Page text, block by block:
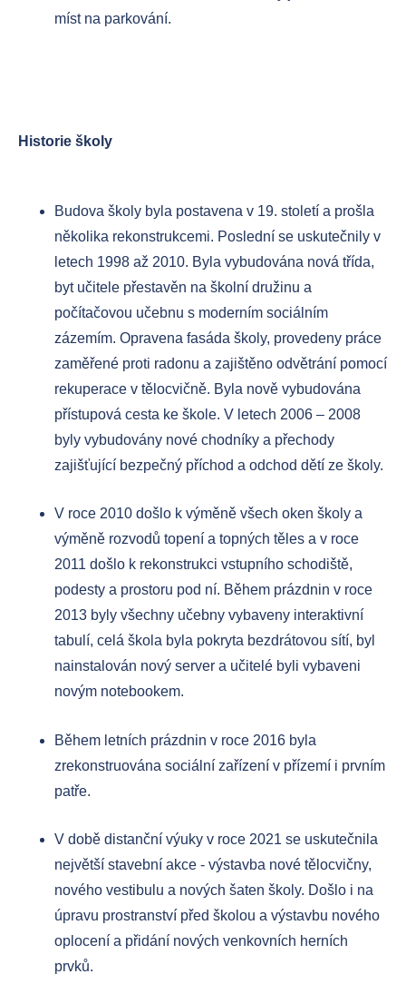
míst na parkování.
Historie školy
Budova školy byla postavena v 19. století a prošla
několika rekonstrukcemi. Poslední se uskutečnily v
letech 1998 až 2010. Byla vybudována nová třída,
byt učitele přestavěn na školní družinu a
počítačovou učebnu s moderním sociálním
zázemím. Opravena fasáda školy, provedeny práce
zaměřené proti radonu a zajištěno odvětrání pomocí
rekuperace v tělocvičně. Byla nově vybudována
přístupová cesta ke škole. V letech 2006 – 2008
byly vybudovány nové chodníky a přechody
zajišťující bezpečný příchod a odchod dětí ze školy.
V roce 2010 došlo k výměně všech oken školy a
výměně rozvodů topení a topných těles a v roce
2011 došlo k rekonstrukci vstupního schodiště,
podesty a prostoru pod ní. Během prázdnin v roce
2013 byly všechny učebny vybaveny interaktivní
tabulí, celá škola byla pokryta bezdrátovou sítí, byl
nainstalován nový server a učitelé byli vybaveni
novým notebookem.
Během letních prázdnin v roce 2016 byla
zrekonstruována sociální zařízení v přízemí i prvním
patře.
V době distanční výuky v roce 2021 se uskutečnila
největší stavební akce - výstavba nové tělocvičny,
nového vestibulu a nových šaten školy. Došlo i na
úpravu prostranství před školou a výstavbu nového
oplocení a přidání nových venkovních herních
prvků.